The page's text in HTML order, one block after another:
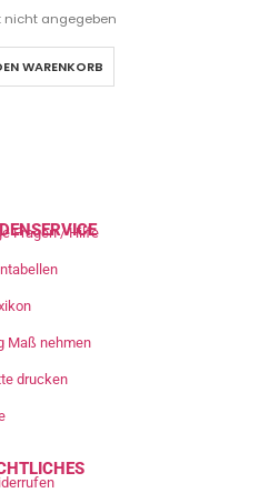
nicht angegeben
WARENKORB
Fragen / Hilfe
Maß nehmen
drucken